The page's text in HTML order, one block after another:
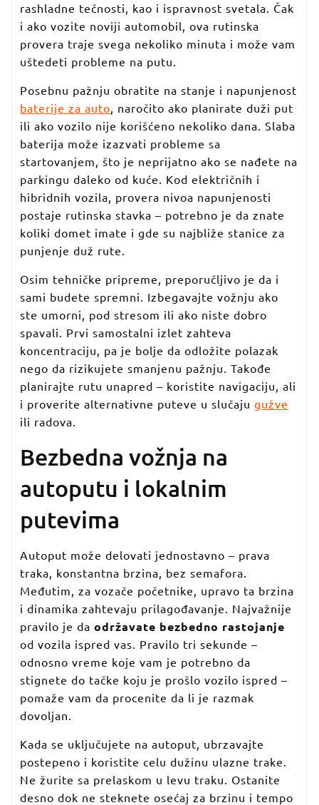
rashladne tečnosti, kao i ispravnost svetala. Čak
i ako vozite noviji automobil, ova rutinska
provera traje svega nekoliko minuta i može vam
uštedeti probleme na putu.
Posebnu pažnju obratite na stanje i napunjenost
baterije za auto, naročito ako planirate duži put
ili ako vozilo nije korišćeno nekoliko dana. Slaba
baterija može izazvati probleme sa
startovanjem, što je neprijatno ako se nađete na
parkingu daleko od kuće. Kod električnih i
hibridnih vozila, provera nivoa napunjenosti
postaje rutinska stavka – potrebno je da znate
koliki domet imate i gde su najbliže stanice za
punjenje duž rute.
Osim tehničke pripreme, preporučljivo je da i
sami budete spremni. Izbegavajte vožnju ako
ste umorni, pod stresom ili ako niste dobro
spavali. Prvi samostalni izlet zahteva
koncentraciju, pa je bolje da odložite polazak
nego da rizikujete smanjenu pažnju. Takođe
planirajte rutu unapred – koristite navigaciju, ali
i proverite alternativne puteve u slučajugužve
ili radova.
Bezbedna vožnja na
autoputu i lokalnim
putevima
Autoput može delovati jednostavno – prava
traka, konstantna brzina, bez semafora.
Međutim, za vozače početnike, upravo ta brzina
i dinamika zahtevaju prilagođavanje. Najvažnije
pravilo je daodržavate bezbedno rastojanje
od vozila ispred vas. Pravilo tri sekunde –
odnosno vreme koje vam je potrebno da
stignete do tačke koju je prošlo vozilo ispred –
pomaže vam da procenite da li je razmak
dovoljan.
Kada se uključujete na autoput, ubrzavajte
postepeno i koristite celu dužinu ulazne trake.
Ne žurite sa prelaskom u levu traku. Ostanite
desno dok ne steknete osećaj za brzinu i tempo